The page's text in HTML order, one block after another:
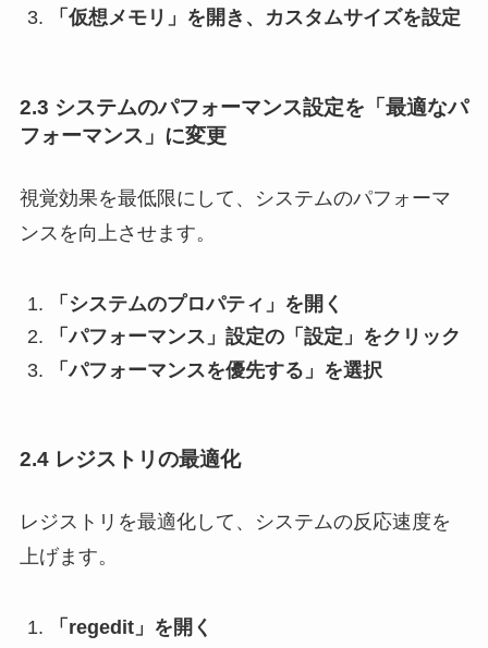
「仮想メモリ」を開き、カスタムサイズを設定
2.3 システムのパフォーマンス設定を「最適なパ
フォーマンス」に変更
視覚効果を最低限にして、システムのパフォーマ
ンスを向上させます。
「システムのプロパティ」を開く
「パフォーマンス」設定の「設定」をクリック
「パフォーマンスを優先する」を選択
2.4 レジストリの最適化
レジストリを最適化して、システムの反応速度を
上げます。
「regedit」を開く